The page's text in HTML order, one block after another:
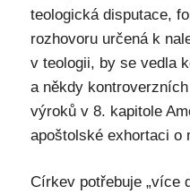
teologická disputace,
rozhovoru určená k
v teologii, by se vedla
a někdy
výroků v 8. kapitole
apoštolské exhortaci o
Církev potřebuje „více